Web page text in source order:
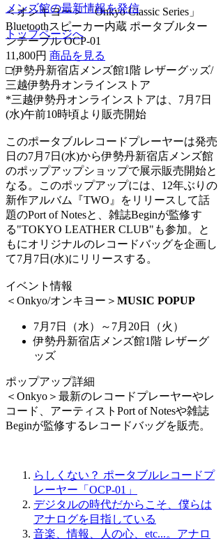
＜オンキヨー＞「Onkyo Classic Series」
Bluetoothスピーカー内蔵 ポータブルター
ンテーブル OCP-01
11,800円 商品を見る
□伊勢丹新宿店メンズ館1階 レザーグッズ/
三越伊勢丹オンラインストア
*三越伊勢丹オンラインストアは、7月7日
(水)午前10時頃より販売開始
このポータブルレコードプレーヤーは発売
日の7月7日(水)から伊勢丹新宿店メンズ館
のポップアップショップで展示販売開始と
なる。このポップアップには、12年ぶりの
新作アルバム『TWO』をリリースして話
題のPort of Notesと、雑誌Beginが監修す
る"TOKYO LEATHER CLUB"も参加。と
もにオリジナルのレコードバッグを企画し
て7月7日(水)にリリースする。
イベント情報
＜Onkyo/オンキヨー＞ MUSIC POPUP
7月7日（水）～7月20日（火）
伊勢丹新宿店メンズ館1階 レザーグ
ッズ
ポップアップ詳細
＜Onkyo＞最新のレコードプレーヤーやレ
コード、アーティストPort of Notesや雑誌
Beginが監修するレコードバッグを販売。
らしくない？ ポータブルレコードプ
レーヤー「OCP-01」
デジタルの時代だからこそ、僕らは
アナログを目指している
音楽、情報、人の心、etc...。アナロ
メンズ館の最新情報を発信
トップページへ